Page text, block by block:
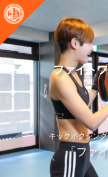
ファイト
キックボクシン
「ファ